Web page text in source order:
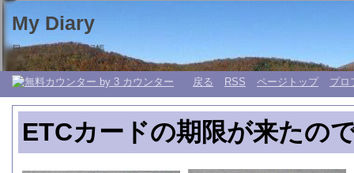
My Diary
日々の生活 My 日記帳。
戻る RSS ページトップ プロ
ETCカードの期限が来たの